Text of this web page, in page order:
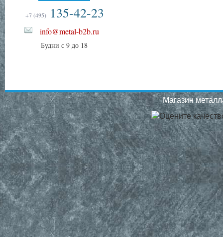
+7 (495) 135-42-23
info@metal-b2b.ru
Будни с 9 до 18
Магазин